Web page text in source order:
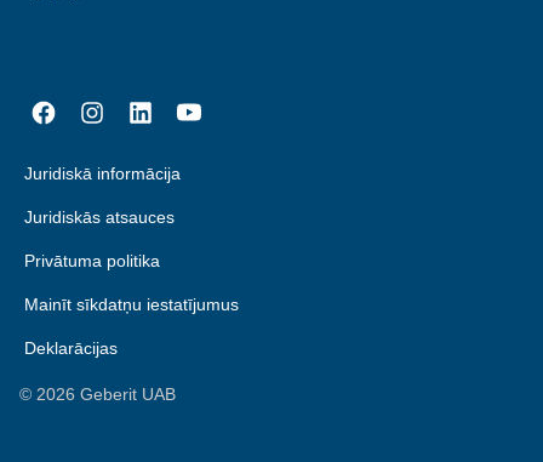
Juridiskā informācija
Juridiskās atsauces
Privātuma politika
Mainīt sīkdatņu iestatījumus
Deklarācijas
© 2026 Geberit UAB